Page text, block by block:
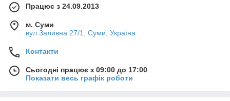
Працює з 24.09.2013
м. Суми
вул.Заливна 27/1, Суми, Україна
Контакти
Сьогодні працює з 09:00 до 17:00
Показати весь графік роботи